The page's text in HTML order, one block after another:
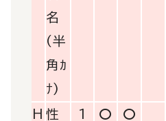
名
(半
角ｶ
ﾅ)
H 性
1 〇 〇